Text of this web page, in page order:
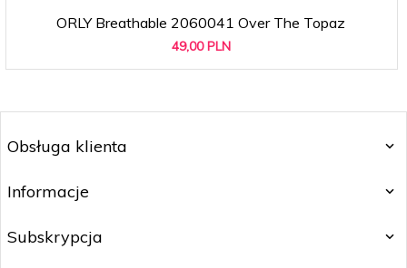
ORLY Breathable 2060041 Over The Topaz
49,00 PLN
Obsługa klienta
Informacje
Subskrypcja